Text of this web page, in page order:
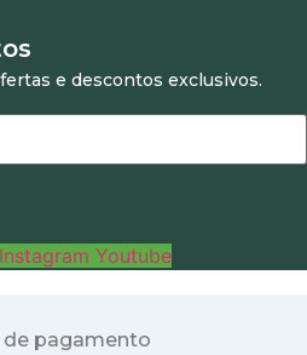
e descontos exclusivos.
Instagram Youtube
de pagamento